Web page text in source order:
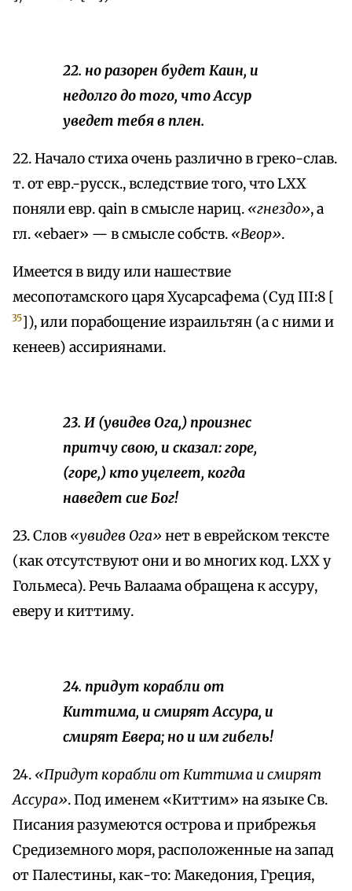
22. но разорен будет Каин, и
недолго до того, что Ассур
уведет тебя в плен.
22. Начало стиха очень различно в греко-слав.
т. от евр.-русск., вследствие того, что LXX
поняли евр. qain в смысле нариц. «гнездо», а
гл. «ebaer» — в смысле собств. «Веор».
Имеется в виду или нашествие
месопотамского царя Хусарсафема (Суд III:8 [
35]), или порабощение израильтян (а с ними и
кенеев) ассириянами.
23. И (увидев Ога,) произнес
притчу свою, и сказал: горе,
(горе,) кто уцелеет, когда
наведет сие Бог!
23. Слов «увидев Ога» нет в еврейском тексте
(как отсутствуют они и во многих код. LXX у
Гольмеса). Речь Валаама обращена к ассуру,
еверу и киттиму.
24. придут корабли от
Киттима, и смирят Ассура, и
смирят Евера; но и им гибель!
24. «Придут корабли от Киттима и смирят
Ассура». Под именем «Киттим» на языке Св.
Писания разумеются острова и прибрежья
Средиземного моря, расположенные на запад
от Палестины, как-то: Македония, Греция,